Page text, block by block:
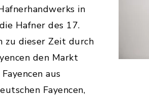
in
Hafner des 17.
zu dieser Zeit durch
den Markt
aus
Fayencen,